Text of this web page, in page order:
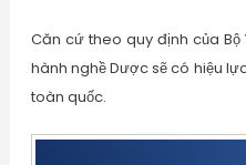
Căn cứ theo quy định của
hành nghề Dược sẽ có hiệu
toàn quốc.